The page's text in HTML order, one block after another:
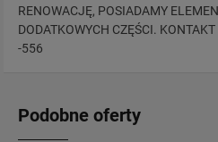
RENOWACJĘ, POSIADAMY
DODATKOWYCH CZĘŚCI.
-556
Podobne oferty